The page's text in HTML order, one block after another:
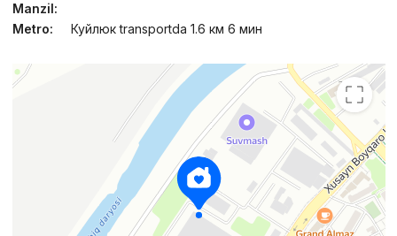
Manzil:
Metro:
Куйлюк transportda 1.6 км 6 мин